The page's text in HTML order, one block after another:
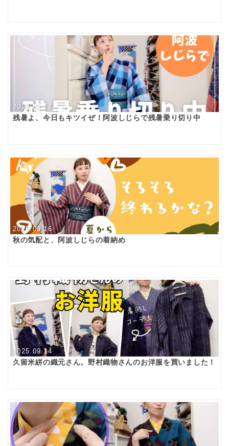
2025.09.17
残暑よ、今日もキツイぜ！阿波しじらで残暑乗り切り中
2025.09.16
秋の気配と、阿波しじらの着納め
2025.09.14
久留米絣の織元さん。野村織物さんのお洋服を買いました！